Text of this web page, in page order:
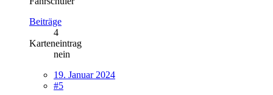
Beiträge
4
Karteneintrag
nein
19. Januar 2024
#5